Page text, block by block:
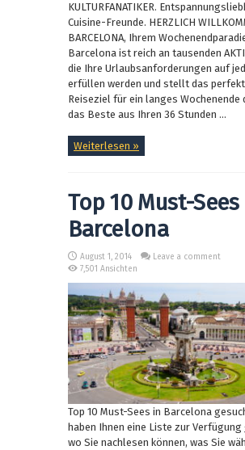
KULTURFANATIKER.
Cuisine-Freunde. HERZLICH
BARCELONA, Ihrem
Barcelona ist reich an tausenden
die Ihre Urlaubsanforderungen auf
erfüllen werden und stellt das
Reiseziel für ein langes Wochenende
das Beste aus Ihren 36 Stunden ...
Weiterlesen »
Top 10 Must-
Barcelona
August 1, 2014
Leave a comment
7,501 Ansichten
Top 10 Must-Sees in Barcelona
haben Ihnen eine Liste zur
wo Sie nachlesen können, was Sie